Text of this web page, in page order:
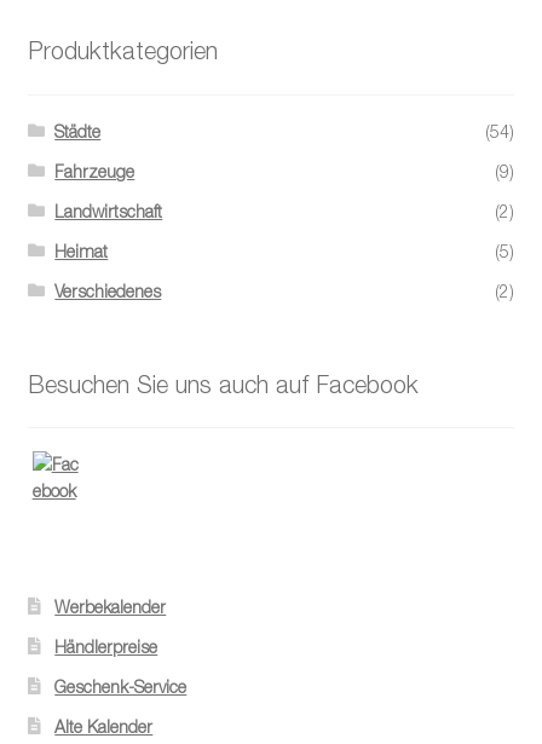
Produktkategorien
Städte
(54)
Fahrzeuge
(9)
Landwirtschaft
(2)
Heimat
(5)
Verschiedenes
(2)
Besuchen Sie uns auch auf Facebook
Werbekalender
Händlerpreise
Geschenk-Service
Alte Kalender